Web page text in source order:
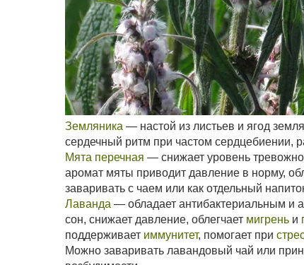
Земляника — настой из листьев и ягод
сердечный ритм при частом сердцебиении,
Мята перечная — снижает уровень
аромат мяты приводит давление в норму,
заваривать с чаем или как отдельный
Лаванда — обладает антибактериальным и
сон, снижает давление, облегчает мигрень и
поддерживает иммунитет, помогает при
Можно заваривать лавандовый чай или